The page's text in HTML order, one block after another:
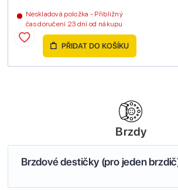
Neskladová položka - Přibližný
čas doručení 23 dní od nákupu
PŘIDAT DO KOŠÍKU
Brzdy
Brzdové destičky (pro jeden